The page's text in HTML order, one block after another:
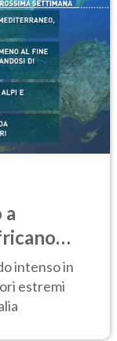
a
intenso in
estremi